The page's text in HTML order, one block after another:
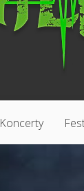
Koncerty